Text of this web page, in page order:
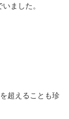
ました。
を超えることも珍